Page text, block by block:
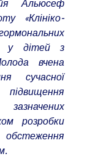
Альюсеф
«Клініко-
у дітей з
вчена
сучасної
розробки
обстеження